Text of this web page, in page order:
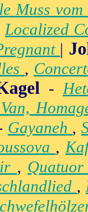
Muss
Localized
|
,
-
Gayaneh ,
,
,
,